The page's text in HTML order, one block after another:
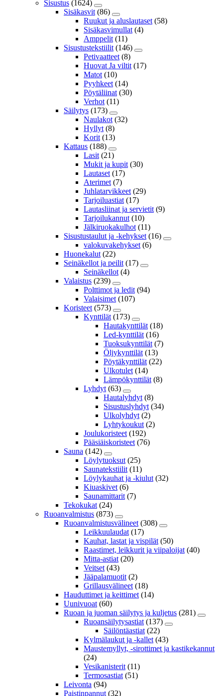
Sisustus (1624)
Sisäkasvit (86)
Ruukut ja aluslautaset (58)
Sisäkasvimullat (4)
Amppelit (11)
Sisustustekstiilit (146)
Petivaatteet (8)
Huovat Ja viltit (17)
Matot (10)
Pyyhkeet (14)
Pöytäliinat (30)
Verhot (11)
Säilytys (173)
Naulakot (32)
Hyllyt (8)
Korit (13)
Kattaus (188)
Lasit (21)
Mukit ja kupit (30)
Lautaset (17)
Aterimet (7)
Juhlatarvikkeet (29)
Tarjoiluastiat (17)
Lautasliinat ja servietit (9)
Tarjoilukannut (10)
Jälkiruokakulhot (11)
Sisustustaulut ja -kehykset (16)
valokuvakehykset (6)
Huonekalut (22)
Seinäkellot ja peilit (17)
Seinäkellot (4)
Valaistus (239)
Polttimot ja ledit (94)
Valaisimet (107)
Koristeet (573)
Kynttilät (173)
Hautakynttilät (18)
Led-kynttilät (16)
Tuoksukynttilät (7)
Öljykynttilät (13)
Pöytäkynttilät (22)
Ulkotulet (14)
Lämpökynttilät (8)
Lyhdyt (63)
Hautalyhdyt (8)
Sisustuslyhdyt (34)
Ulkolyhdyt (2)
Lyhtykoukut (2)
Joulukoristeet (192)
Pääsiäiskoristeet (76)
Sauna (142)
Löylytuoksut (25)
Saunatekstiilit (11)
Löylykauhat ja -kiulut (32)
Kiuaskivet (6)
Saunamittarit (7)
Tekokukat (24)
Ruoanvalmistus (873)
Ruoanvalmistusvälineet (308)
Leikkuulaudat (17)
Kauhat, lastat ja vispilät (50)
Raastimet, leikkurit ja viipaloijat (40)
Mitta-astiat (20)
Veitset (43)
Jääpalamuotit (2)
Grillausvälineet (18)
Hauduttimet ja keittimet (14)
Uunivuoat (60)
Ruoan ja juoman säilytys ja kuljetus (281)
Ruoansäilytysastiat (137)
Säilöntäastiat (22)
Kylmälaukut ja -kallet (43)
Maustemyllyt, -sirottimet ja kastikekannut
(24)
Vesikanisterit (11)
Termosastiat (51)
Leivonta (94)
Paistinpannut (32)